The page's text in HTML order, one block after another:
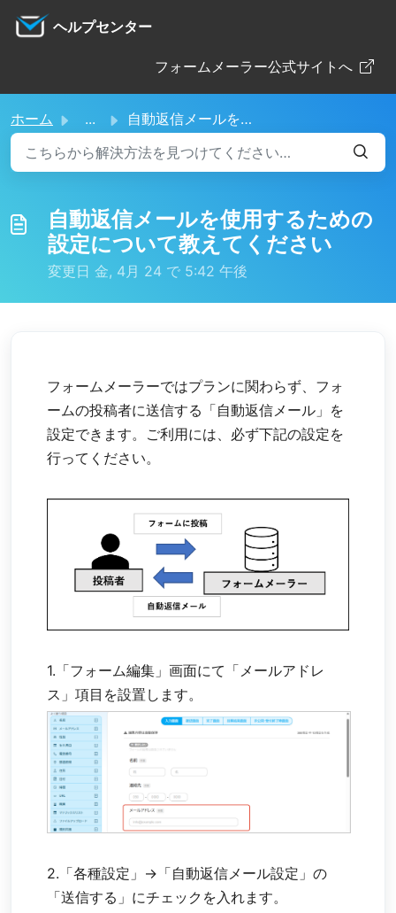
ヘルプセンター
フォームメーラー公式サイトへ
ホーム ... 自動返信メールを使用するための設定について教えてください
自動返信メールを使用するための
設定について教えてください
変更日 金, 4月 24 で 5:42 午後
フォームメーラーではプランに関わらず、フォ
ームの投稿者に送信する「自動返信メール」を
設定できます。ご利用には、必ず下記の設定を
行ってください。
1.「フォーム編集」画面にて「メールアドレ
ス」項目を設置します。
2.「各種設定」→「自動返信メール設定」の
「送信する」にチェックを入れます。